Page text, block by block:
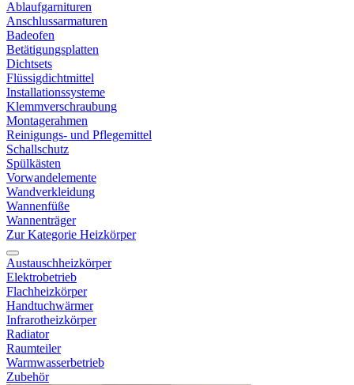
Ablaufgarnituren
Anschlussarmaturen
Badeofen
Betätigungsplatten
Dichtsets
Flüssigdichtmittel
Installationssysteme
Klemmverschraubung
Montagerahmen
Reinigungs- und Pflegemittel
Schallschutz
Spülkästen
Vorwandelemente
Wandverkleidung
Wannenfüße
Wannenträger
Zur Kategorie Heizkörper
Austauschheizkörper
Elektrobetrieb
Flachheizkörper
Handtuchwärmer
Infrarotheizkörper
Radiator
Raumteiler
Warmwasserbetrieb
Zubehör